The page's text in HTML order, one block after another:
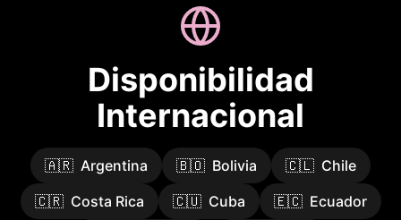
Disponibilidad
Internacional
🇦🇷 Argentina 🇧🇴 Bolivia 🇨🇱 Chile
🇨🇷 Costa Rica 🇨🇺 Cuba 🇪🇨 Ecuador